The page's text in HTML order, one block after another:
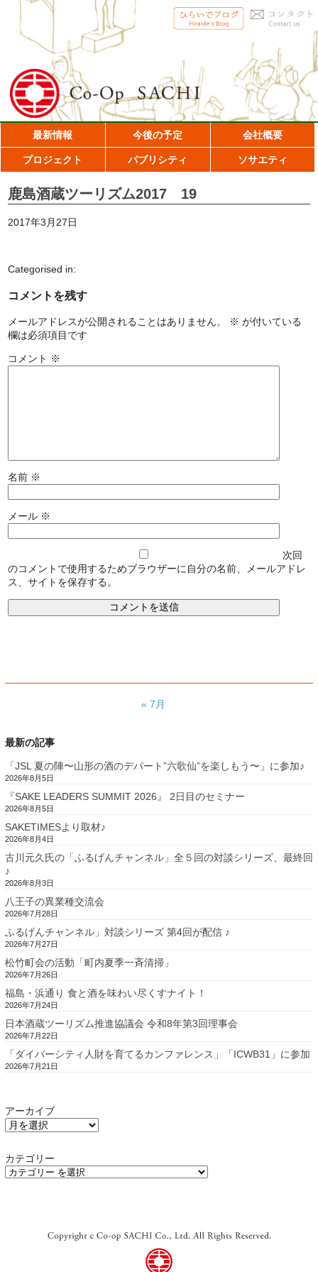
最新情報 今後の予定 会社概要
プロジェクト パブリシティ ソサエティ
鹿島酒蔵ツーリズム2017 19
2017年3月27日
Categorised in:
コメントを残す
メールアドレスが公開されることはありません。 ※ が付いている
欄は必須項目です
コメント ※
名前 ※
メール ※
次回
のコメントで使用するためブラウザーに自分の名前、メールアドレ
ス、サイトを保存する。
« 7月
最新の記事
「JSL 夏の陣〜山形の酒のデパート”六歌仙”を楽しもう〜」に参加♪
2026年8月5日
『SAKE LEADERS SUMMIT 2026』 2日目のセミナー
2026年8月5日
SAKETIMESより取材♪
2026年8月4日
古川元久氏の「ふるげんチャンネル」全５回の対談シリーズ、最終回
♪
2026年8月3日
八王子の異業種交流会
2026年7月28日
ふるげんチャンネル」対談シリーズ 第4回が配信 ♪
2026年7月27日
松竹町会の活動「町内夏季一斉清掃」
2026年7月26日
福島・浜通り 食と酒を味わい尽くすナイト！
2026年7月24日
日本酒蔵ツーリズム推進協議会 令和8年第3回理事会
2026年7月22日
「ダイバーシティ人財を育てるカンファレンス」「ICWB31」に参加
2026年7月21日
アーカイブ
カテゴリー